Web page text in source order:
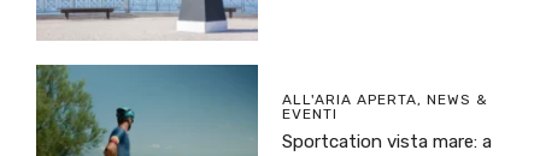
ALL'ARIA APERTA, NEWS &
EVENTI
Sportcation vista mare: a